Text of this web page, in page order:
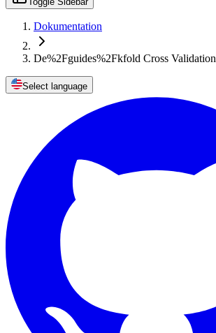
Dokumentation
De%2Fguides%2Fkfold Cross Validation
Select language